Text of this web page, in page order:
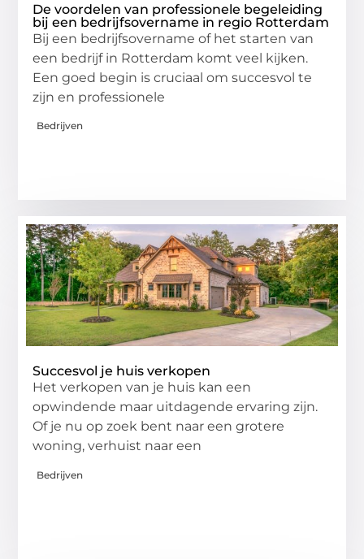
De voordelen van professionele begeleiding
bij een bedrijfsovername in regio Rotterdam
Bij een bedrijfsovername of het starten van
een bedrijf in Rotterdam komt veel kijken.
Een goed begin is cruciaal om succesvol te
zijn en professionele
Bedrijven
Succesvol je huis verkopen
Het verkopen van je huis kan een
opwindende maar uitdagende ervaring zijn.
Of je nu op zoek bent naar een grotere
woning, verhuist naar een
Bedrijven